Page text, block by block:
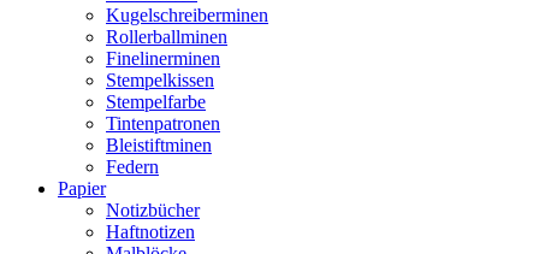
Kugelschreiberminen
Rollerballminen
Finelinerminen
Stempelkissen
Stempelfarbe
Tintenpatronen
Bleistiftminen
Federn
Papier
Notizbücher
Haftnotizen